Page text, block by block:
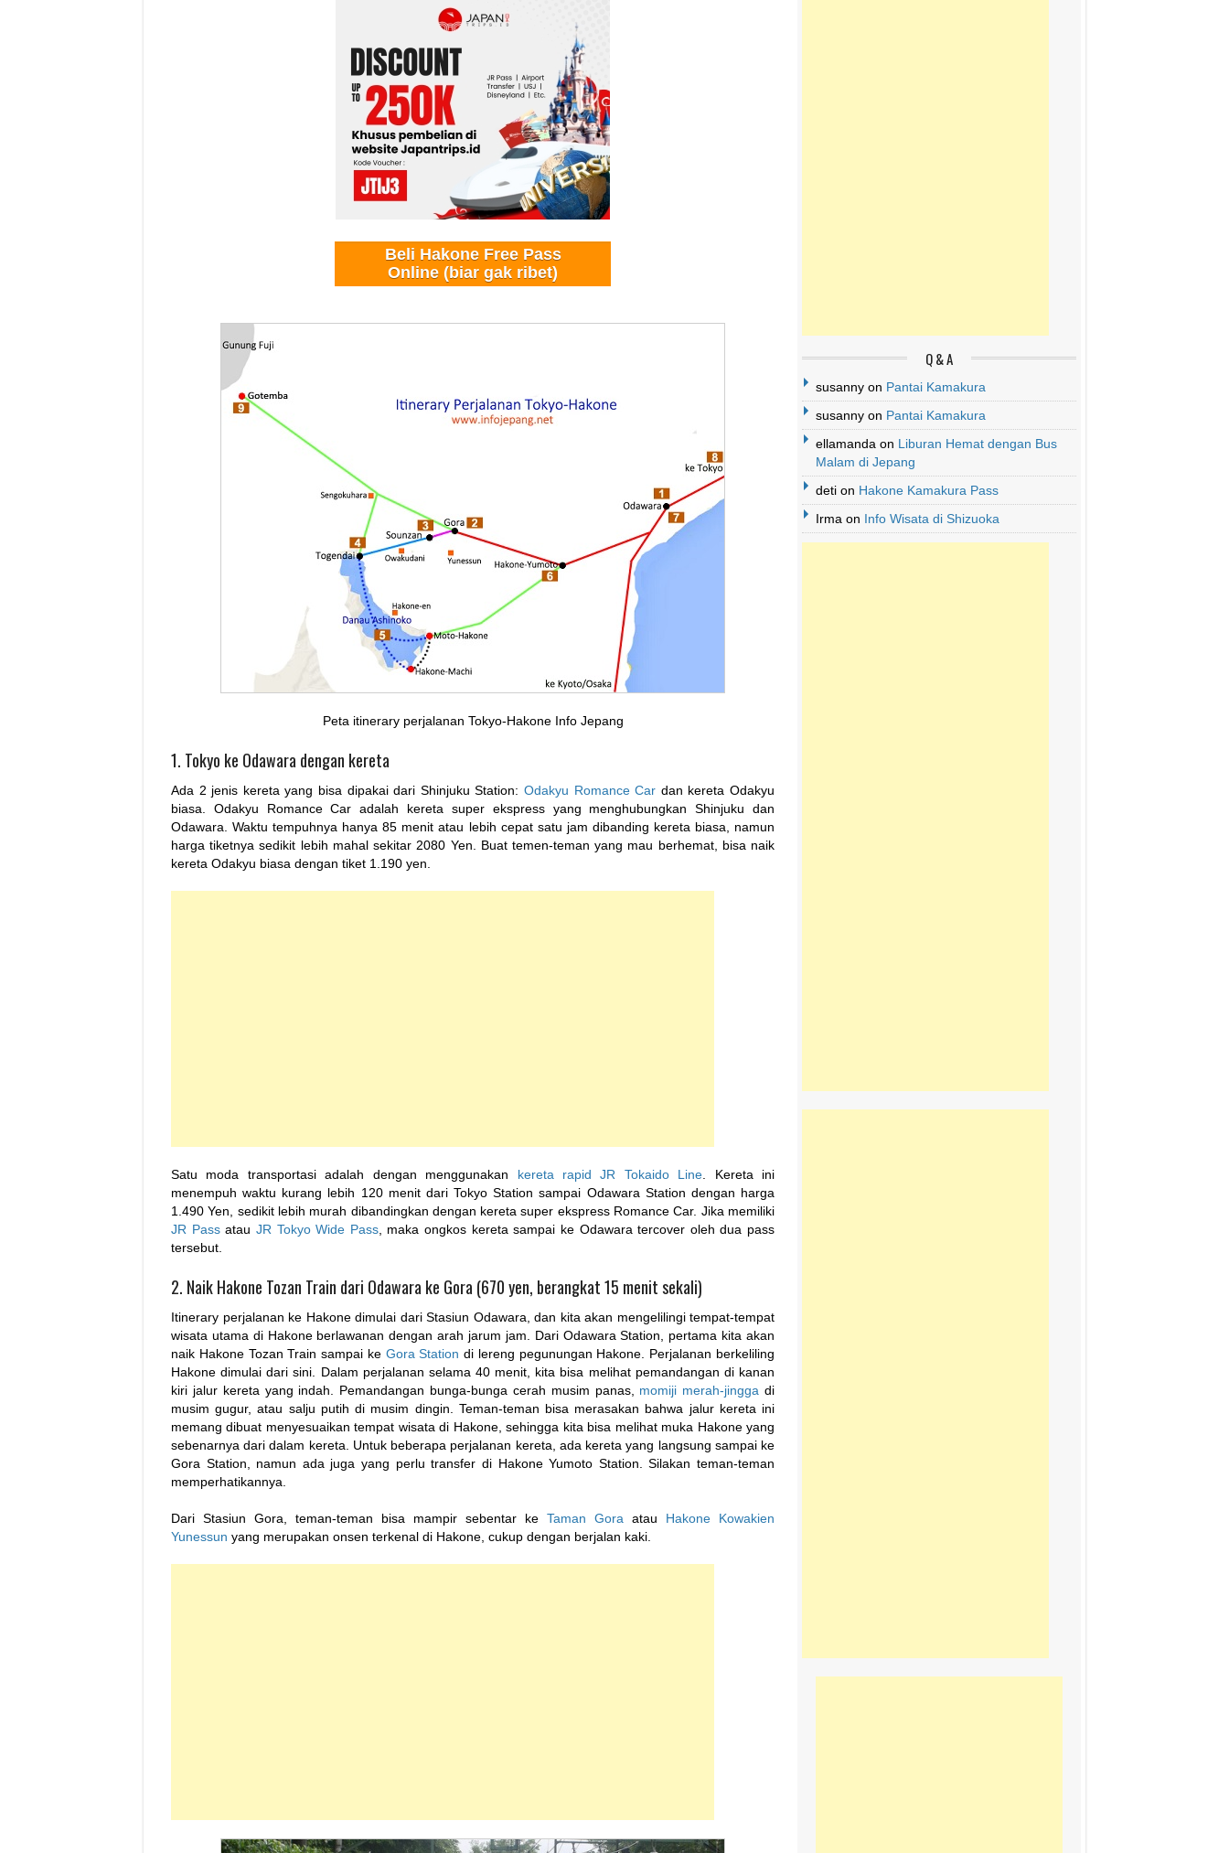
Beli Hakone Free Pass
Online (biar gak ribet)
Peta itinerary perjalanan Tokyo-Hakone Info Jepang
1. Tokyo ke Odawara dengan kereta
Ada 2 jenis kereta yang bisa dipakai dari Shinjuku Station: Odakyu Romance Car dan kereta Odakyu
biasa. Odakyu Romance Car adalah kereta super ekspress yang menghubungkan Shinjuku dan
Odawara. Waktu tempuhnya hanya 85 menit atau lebih cepat satu jam dibanding kereta biasa, namun
harga tiketnya sedikit lebih mahal sekitar 2080 Yen. Buat temen-teman yang mau berhemat, bisa naik
kereta Odakyu biasa dengan tiket 1.190 yen.
Satu moda transportasi adalah dengan menggunakan kereta rapid JR Tokaido Line . Kereta ini
menempuh waktu kurang lebih 120 menit dari Tokyo Station sampai Odawara Station dengan harga
1.490 Yen, sedikit lebih murah dibandingkan dengan kereta super ekspress Romance Car. Jika memiliki
JR Passatau JR Tokyo Wide Pass, maka ongkos kereta sampai ke Odawara tercover oleh dua pass
tersebut.
2. Naik Hakone Tozan Train dari Odawara ke Gora (670 yen, berangkat 15 menit sekali)
Itinerary perjalanan ke Hakone dimulai dari Stasiun Odawara, dan kita akan mengelilingi tempat-tempat
wisata utama di Hakone berlawanan dengan arah jarum jam. Dari Odawara Station, pertama kita akan
naik Hakone Tozan Train sampai ke Gora Station di lereng pegunungan Hakone. Perjalanan berkeliling
Hakone dimulai dari sini. Dalam perjalanan selama 40 menit, kita bisa melihat pemandangan di kanan
kiri jalur kereta yang indah. Pemandangan bunga-bunga cerah musim panas,
momiji merah-jingga di
musim gugur, atau salju putih di musim dingin. Teman-teman bisa merasakan bahwa jalur kereta ini
memang dibuat menyesuaikan tempat wisata di Hakone, sehingga kita bisa melihat muka Hakone yang
sebenarnya dari dalam kereta. Untuk beberapa perjalanan kereta, ada kereta yang langsung sampai ke
Gora Station, namun ada juga yang perlu transfer di Hakone Yumoto Station. Silakan teman-teman
memperhatikannya.
Dari Stasiun Gora, teman-teman bisa mampir sebentar ke Taman Gora atau Hakone Kowakien
Yunessun yang merupakan onsen terkenal di Hakone, cukup dengan berjalan kaki.
Q & A
susanny on Pantai Kamakura
susanny on Pantai Kamakura
ellamanda on Liburan Hemat dengan Bus
Malam di Jepang
deti on Hakone Kamakura Pass
Irma on Info Wisata di Shizuoka